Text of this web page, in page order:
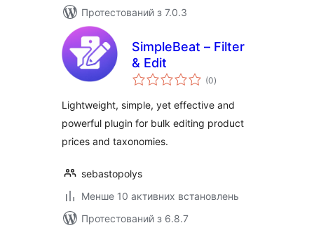
Протестований з 7.0.3
SimpleBeat – Filter
& Edit
(0загальний
рейтинг
)
Lightweight, simple, yet effective and
powerful plugin for bulk editing product
prices and taxonomies.
sebastopolys
Менше 10 активних встановлень
Протестований з 6.8.7